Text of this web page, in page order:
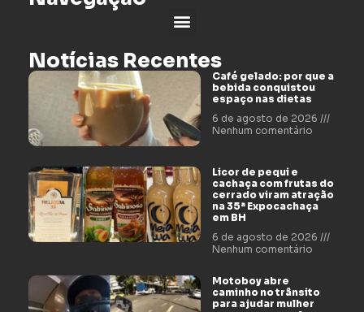
Notícias Recentes
Café gelado: por que a
bebida conquistou
espaço nas dietas
6 de agosto de 2026
Nenhum comentário
Licor de pequi e
cachaça com frutas do
cerrado viram atração
na 35ª Expocachaça
em BH
6 de agosto de 2026
Nenhum comentário
Motoboy abre
caminho no trânsito
para ajudar mulher